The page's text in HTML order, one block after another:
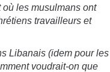
les musulmans ont
travailleurs et
Libanais (idem pour les
voudrait-on que